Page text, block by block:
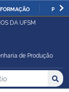
DA UFSM
de Produção
no Sítio